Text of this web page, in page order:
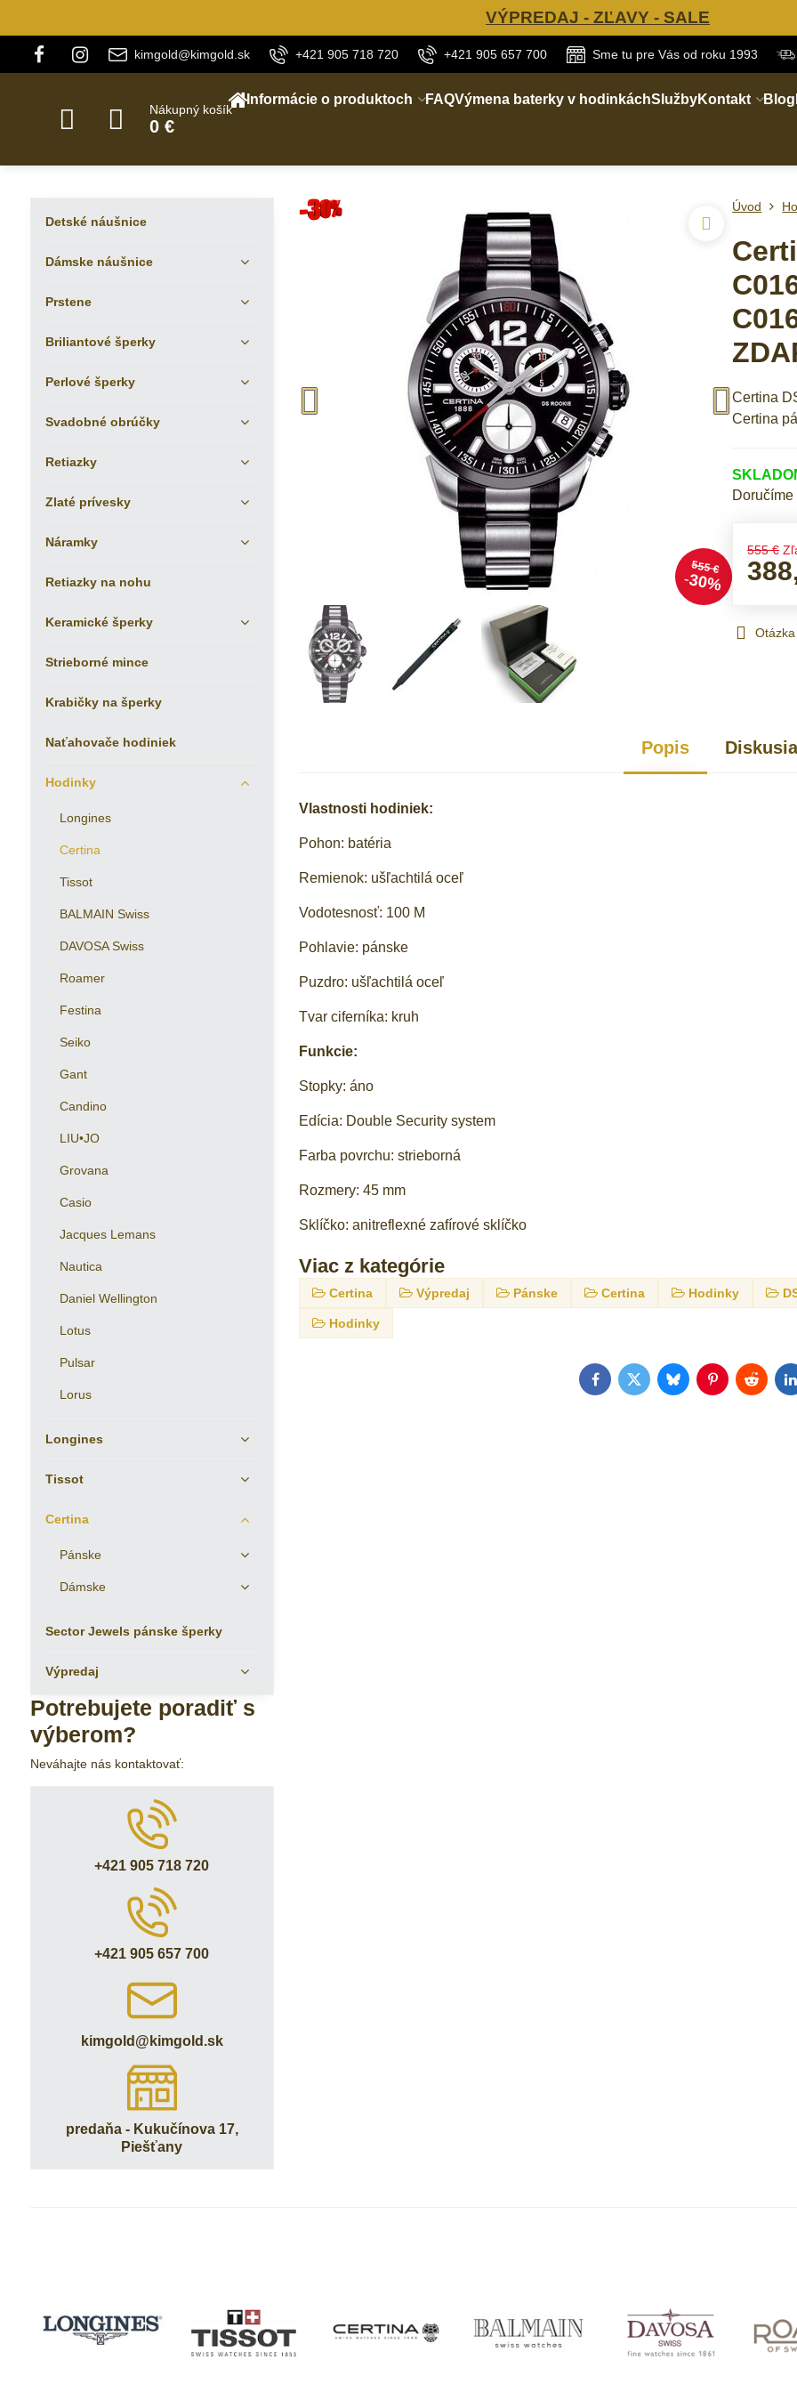
VÝPREDAJ - ZĽAVY - SALE
kimgold@kimgold.sk +421 905 718 720 +421 905 657 700 Sme tu pre Vás od roku 1993
Nákupný košík
0 €
Informácie o produktoch FAQVýmena baterky v hodinkáchSlužbyKontakt Blog
555 €
30%
Úvod
Certina
Certina
Doručíme
555 €
Popis
Vlastnosti hodiniek:
Pohon: batéria
Remienok: ušľachtilá oceľ
Vodotesnosť: 100 M
Pohlavie: pánske
Puzdro: ušľachtilá oceľ
Tvar ciferníka: kruh
Funkcie:
Stopky: áno
Edícia: Double Security system
Farba povrchu: strieborná
Rozmery: 45 mm
Sklíčko: anitreflexné zafírové sklíčko
Viac z kategórie
Certina Výpredaj Pánske Certina Hodinky
Hodinky
FacebookTwitterBlueskyPinterestReddit
Detské náušnice
Dámske náušnice
Prstene
Briliantové šperky
Perlové šperky
Svadobné obrúčky
Retiazky
Zlaté prívesky
Náramky
Retiazky na nohu
Keramické šperky
Strieborné mince
Krabičky na šperky
Naťahovače hodiniek
Hodinky
Longines
Certina
Tissot
BALMAIN Swiss
DAVOSA Swiss
Roamer
Festina
Seiko
Gant
Candino
LIU•JO
Grovana
Casio
Jacques Lemans
Nautica
Daniel Wellington
Lotus
Pulsar
Lorus
Longines
Tissot
Certina
Pánske
Dámske
Sector Jewels pánske šperky
Výpredaj
Potrebujete poradiť s
výberom?
Neváhajte nás kontaktovať:
+421 905 718 720
+421 905 657 700
kimgold​@kimgold​.sk
predaňa - Kukučínova 17,
Piešťany